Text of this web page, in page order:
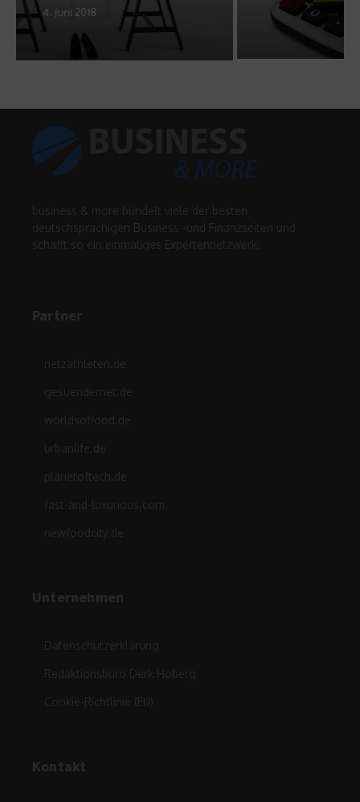
22. März 2011
business & more bündelt viele der besten
deutschsprachigen Business -und Finanzseiten und
schafft so ein einmaliges Expertennetzwerk.
Partner
netzathleten.de
gesuendernet.de
worldsoffood.de
urbanlife.de
planetoftech.de
fast-and-luxurious.com
newfoodcity.de
Unternehmen
Datenschutzerklärung
Redaktionsbüro Derk Hoberg
Cookie-Richtlinie (EU)
Kontakt